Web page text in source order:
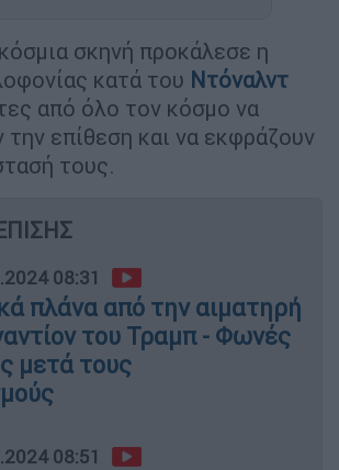
σκηνή προκάλεσε η
κατά του Ντόναλντ
από όλο τον κόσμο να
την επίθεση και να εκφράζουν
τους.
08:31
πλάνα από την αιματηρή
του Τραμπ - Φωνές
μετά τους
08:51